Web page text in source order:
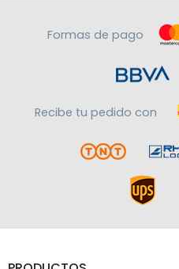
Formas de pago
Recibe tu pedido con